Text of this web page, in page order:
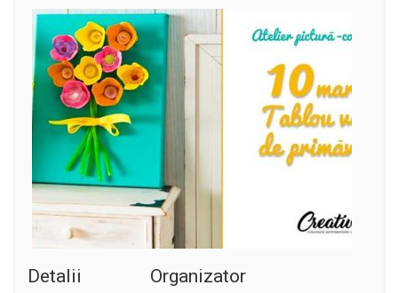
Detalii Organizator